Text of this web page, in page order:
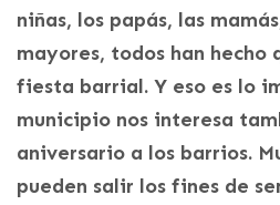
niñas, los papás, las
mayores, todos han hecho
fiesta barrial. Y eso es lo
municipio nos interesa
aniversario a los barrios.
pueden salir los fines de